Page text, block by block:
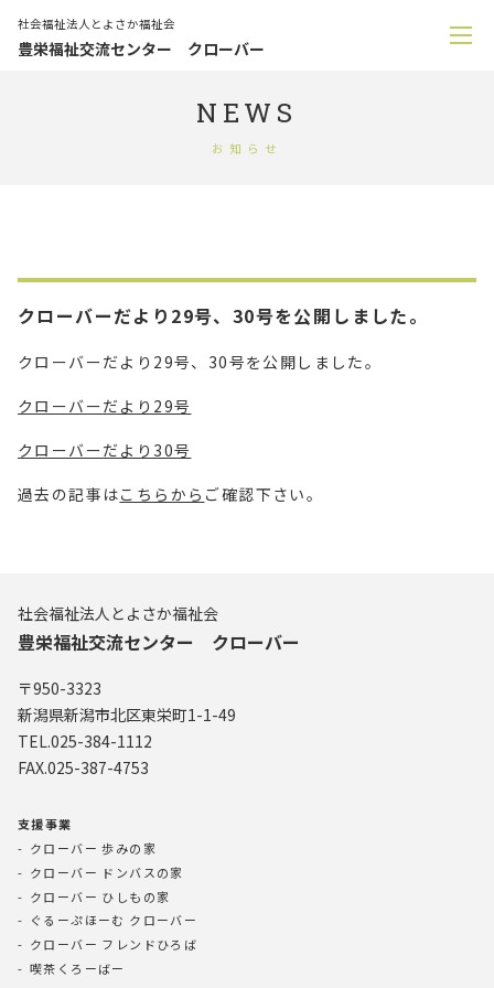
社会福祉法人とよさか福祉会
豊栄福祉交流センター クローバー
NEWS
お知らせ
クローバーだより29号、30号を公開しました。
クローバーだより29号、30号を公開しました。
クローバーだより29号
クローバーだより30号
過去の記事はこちらから ご確認下さい。
社会福祉法人とよさか福祉会
豊栄福祉交流センター クローバー
〒950-3323
新潟県新潟市北区東栄町1-1-49
TEL.025-384-1112
FAX.025-387-4753
支援事業
クローバー 歩みの家
クローバー ドンバスの家
クローバー ひしもの家
ぐるーぷほーむ クローバー
クローバー フレンドひろば
喫茶くろーばー